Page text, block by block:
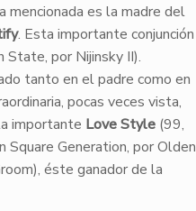
mencionada es la madre del
. Esta importante conjunción
por Nijinsky II).
tanto en el padre como en
pocas veces vista,
importante Love Style(99,
Square Generation, por Olden
éste ganador de la